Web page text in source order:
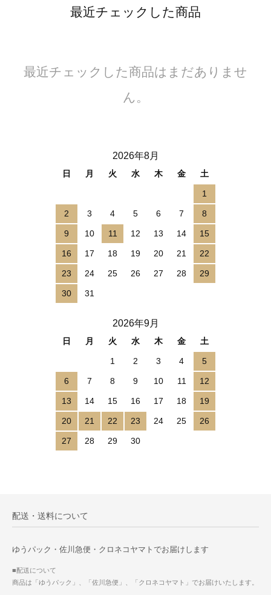
最近チェックした商品
最近チェックした商品はまだありませ
ん。
2026年8月
日 月 火 水 木 金 土
1
2 3 4 5 6 7 8
9 10 11 12 13 14 15
16 17 18 19 20 21 22
23 24 25 26 27 28 29
30 31
2026年9月
日 月 火 水 木 金 土
1 2 3 4 5
6 7 8 9 10 11 12
13 14 15 16 17 18 19
20 21 22 23 24 25 26
27 28 29 30
配送・送料について
ゆうパック・佐川急便・クロネコヤマトでお届けします
■配送について
商品は「ゆうパック」、「佐川急便」、「クロネコヤマト」でお届けいたします。